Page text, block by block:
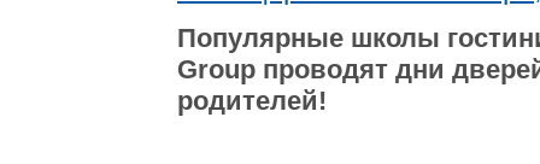
Популярные школы
Group проводят дни
родителей!